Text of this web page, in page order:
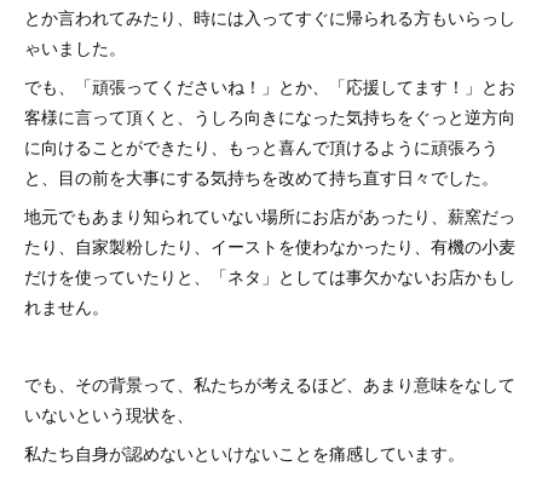
とか言われてみたり、時には入ってすぐに帰られる方もいらっし
ゃいました。
でも、「頑張ってくださいね！」とか、「応援してます！」とお
客様に言って頂くと、うしろ向きになった気持ちをぐっと逆方向
に向けることができたり、もっと喜んで頂けるように頑張ろう
と、目の前を大事にする気持ちを改めて持ち直す日々でした。
地元でもあまり知られていない場所にお店があったり、薪窯だっ
たり、自家製粉したり、イーストを使わなかったり、有機の小麦
だけを使っていたりと、「ネタ」としては事欠かないお店かもし
れません。
でも、その背景って、私たちが考えるほど、あまり意味をなして
いないという現状を、
私たち自身が認めないといけないことを痛感しています。